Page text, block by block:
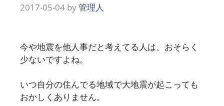
2017-05-04 by管理人
今や地震を他人事だと考えてる人は、おそらく
少ないですよね。
いつ自分の住んでる地域で大地震が起こっても
おかしくありません。